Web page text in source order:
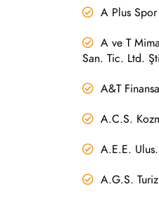
A Plus
A ve T
San. Tic. Ltd.
A&T
A.C.S.
A.E.E.
A.G.S.